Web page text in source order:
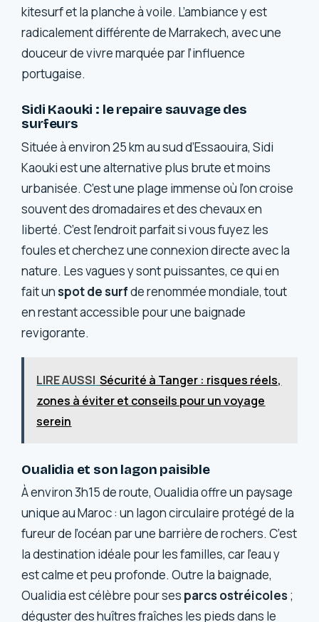
kitesurf et la planche à voile. L’ambiance y est
radicalement différente de Marrakech, avec une
douceur de vivre marquée par l’influence
portugaise.
Sidi Kaouki : le repaire sauvage des
surfeurs
Située à environ 25 km au sud d’Essaouira, Sidi
Kaouki est une alternative plus brute et moins
urbanisée. C’est une plage immense où l’on croise
souvent des dromadaires et des chevaux en
liberté. C’est l’endroit parfait si vous fuyez les
foules et cherchez une connexion directe avec la
nature. Les vagues y sont puissantes, ce qui en
fait un spot de surfde renommée mondiale, tout
en restant accessible pour une baignade
revigorante.
LIRE AUSSI Sécurité à Tanger : risques réels,
zones à éviter et conseils pour un voyage
serein
Oualidia et son lagon paisible
À environ 3h15 de route, Oualidia offre un paysage
unique au Maroc : un lagon circulaire protégé de la
fureur de l’océan par une barrière de rochers. C’est
la destination idéale pour les familles, car l’eau y
est calme et peu profonde. Outre la baignade,
Oualidia est célèbre pour ses parcs ostréicoles ;
déguster des huîtres fraîches les pieds dans le